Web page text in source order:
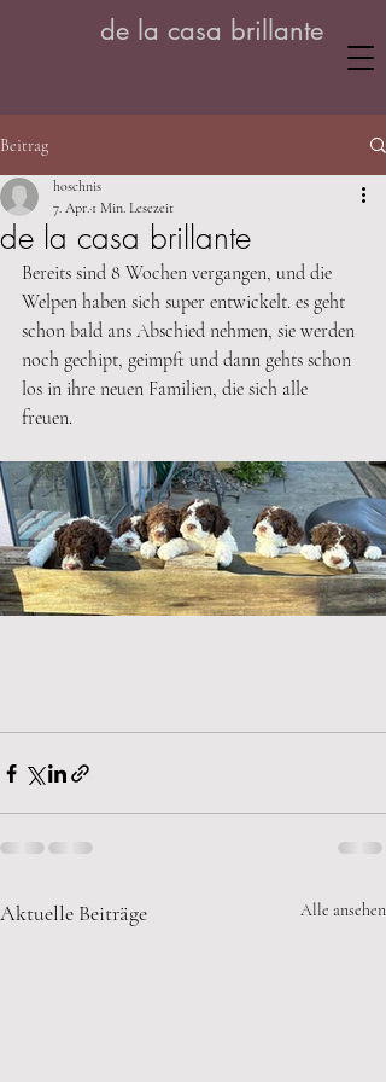
de la casa brillante
Beitrag
de la casa brillante
hoschnis
7. Apr. 1 Min. Lesezeit
Bereits sind 8 Wochen vergangen, und die
Welpen haben sich super entwickelt. es geht
schon bald ans Abschied nehmen, sie werden
noch gechipt, geimpft und dann gehts schon
los in ihre neuen Familien, die sich alle
freuen.
Aktuelle Beiträge Alle ansehen